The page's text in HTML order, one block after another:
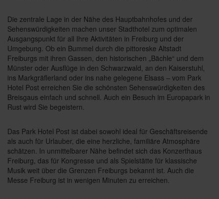
Die zentrale Lage in der Nähe des Hauptbahnhofes und der
Sehenswürdigkeiten machen unser Stadthotel zum optimalen
Ausgangspunkt für all Ihre Aktivitäten in Freiburg und der
Umgebung. Ob ein Bummel durch die pittoreske Altstadt
Freiburgs mit ihren Gassen, den historischen „Bächle“ und dem
Münster oder Ausflüge in den Schwarzwald, an den Kaiserstuhl,
ins Markgräflerland oder ins nahe gelegene Elsass – vom Park
Hotel Post erreichen Sie die schönsten Sehenswürdigkeiten des
Breisgaus einfach und schnell. Auch ein Besuch im Europapark in
Rust wird Sie begeistern.
Das Park Hotel Post ist dabei sowohl ideal für Geschäftsreisende
als auch für Urlauber, die eine herzliche, familiäre Atmosphäre
schätzen. In unmittelbarer Nähe befindet sich das Konzerthaus
Freiburg, das für Kongresse und als Spielstätte für klassische
Musik weit über die Grenzen Freiburgs bekannt ist. Auch die
Messe Freiburg ist in wenigen Minuten zu erreichen.